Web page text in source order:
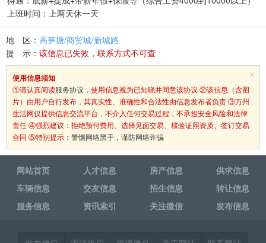
上班时间：上两天休一天
地 区： 高笋塘/商贸城/新城路
提 示： 该信息已失效，联系方式不可查
×
使用信息须知
①请认真阅读服务协议 ，使用信息视为已知晓并同意该协议 ②该信息（含图
片）由用户自行发布，其真实性、准确性和合法性由信息发布者负责 ③万州
生活网仅提供信息交流平台，不介入任何交易过程，不承担安全风险和法律
责任 ④强烈建议：拒绝预付费用、选择见面交易、核验证照资质、签订交易
合同 ⑤特别提示： 警惕网络黑手，谨防网络诈骗
网站首页 人才信息 房产信息
供求信息
车辆信息
交友信息 招生信息
转让信息
服务信息
资讯索引 关注微信 发布信息